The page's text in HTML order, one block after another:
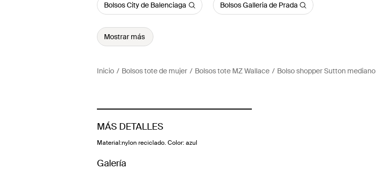
Bolsos City de Balenciaga Bolsos Galleria de Prada
Mostrar más
Inicio Bolsos tote de mujer Bolsos tote MZ Wallace Bolso shopper Sutton mediano
MÁS DETALLES
Material:nylon reciclado. Color: azul
Galería